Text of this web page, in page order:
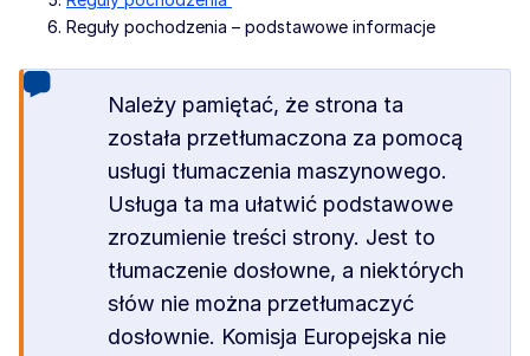
Reguły pochodzenia – podstawowe informacje
Należy pamiętać, że strona ta
została przetłumaczona za pomocą
usługi tłumaczenia maszynowego.
Usługa ta ma ułatwić podstawowe
zrozumienie treści strony. Jest to
tłumaczenie dosłowne, a niektórych
słów nie można przetłumaczyć
dosłownie. Komisja Europejska nie